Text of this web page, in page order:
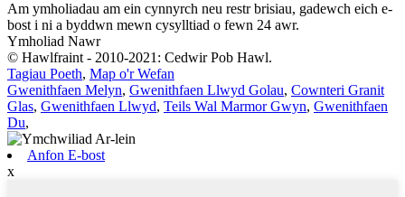
Am ymholiadau am ein cynnyrch neu restr brisiau, gadewch eich e-
bost i ni a byddwn mewn cysylltiad o fewn 24 awr.
Ymholiad Nawr
© Hawlfraint - 2010-2021: Cedwir Pob Hawl.
Tagiau Poeth, Map o'r Wefan
Gwenithfaen Melyn, Gwenithfaen Llwyd Golau, Cownteri Granit
Glas, Gwenithfaen Llwyd, Teils Wal Marmor Gwyn, Gwenithfaen
Du,
Anfon E-bost
x